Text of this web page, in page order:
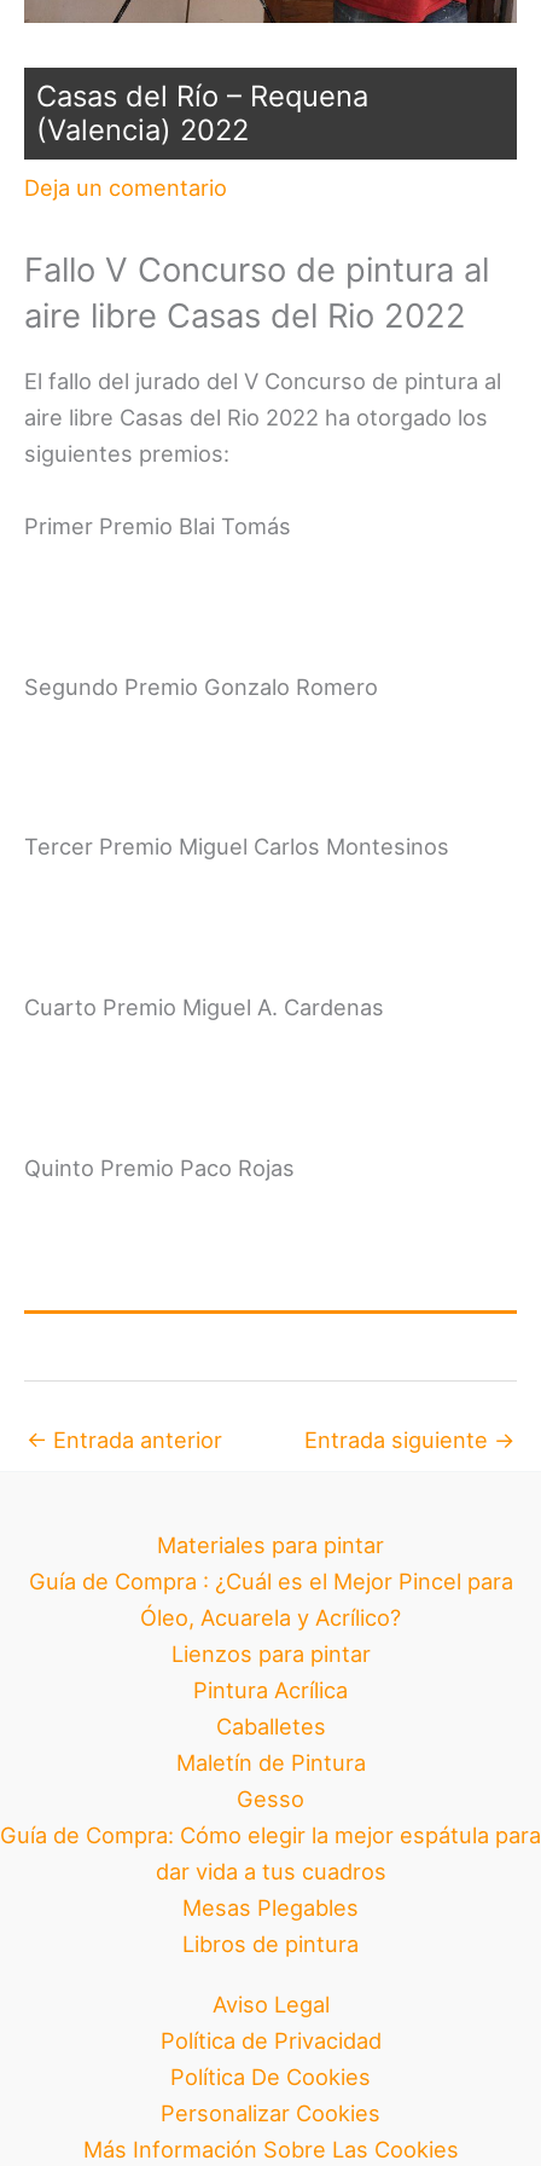
Casas del Río – Requena
(Valencia) 2022
Deja un comentario
Fallo V Concurso de pintura al
aire libre Casas del Rio 2022
El fallo del jurado del V Concurso de pintura al
aire libre Casas del Rio 2022 ha otorgado los
siguientes premios:
Primer Premio Blai Tomás
Segundo Premio Gonzalo Romero
Tercer Premio Miguel Carlos Montesinos
Cuarto Premio Miguel A. Cardenas
Quinto Premio Paco Rojas
← Entrada anterior Entrada siguiente →
Materiales para pintar
Guía de Compra : ¿Cuál es el Mejor Pincel para
Óleo, Acuarela y Acrílico?
Lienzos para pintar
Pintura Acrílica
Caballetes
Maletín de Pintura
Gesso
Guía de Compra: Cómo elegir la mejor espátula para
dar vida a tus cuadros
Mesas Plegables
Libros de pintura
Aviso Legal
Política de Privacidad
Política De Cookies
Personalizar Cookies
Más Información Sobre Las Cookies